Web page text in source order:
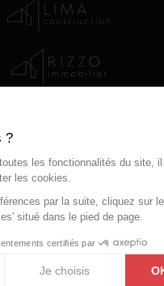
Données personnelles-Contact
Boondooa Creations
Crosslink